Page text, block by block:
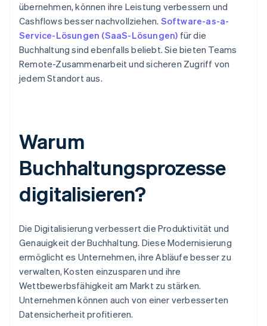
übernehmen, können ihre Leistung verbessern und
Cashflows besser nachvollziehen. Software-as-a-
Service-Lösungen (SaaS-Lösungen) für die
Buchhaltung sind ebenfalls beliebt. Sie bieten Teams
Remote-Zusammenarbeit und sicheren Zugriff von
jedem Standort aus.
Warum
Buchhaltungsprozesse
digitalisieren?
Die Digitalisierung verbessert die Produktivität und
Genauigkeit der Buchhaltung. Diese Modernisierung
ermöglicht es Unternehmen, ihre Abläufe besser zu
verwalten, Kosten einzusparen und ihre
Wettbewerbsfähigkeit am Markt zu stärken.
Unternehmen können auch von einer verbesserten
Datensicherheit profitieren.